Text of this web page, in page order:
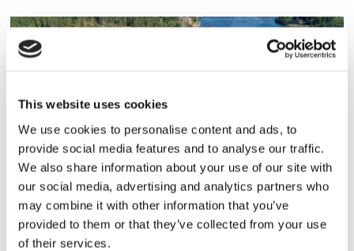
This website uses cookies
We use cookies to personalise content and ads, to
provide social media features and to analyse our traffic.
We also share information about your use of our site with
our social media, advertising and analytics partners who
may combine it with other information that you’ve
provided to them or that they’ve collected from your use
of their services.
Tallink lyfter halvåret trots
pressade kostnader